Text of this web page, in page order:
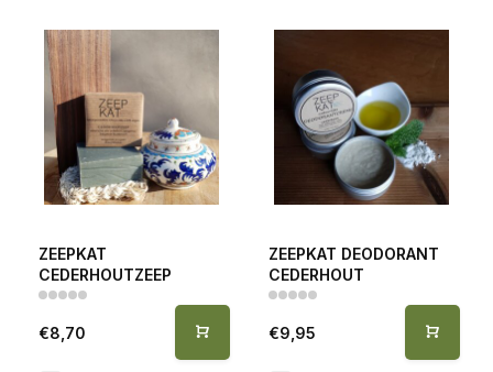
ZEEPKAT
CEDERHOUTZEEP
€8,70
ZEEPKAT DEODORANT
CEDERHOUT
€9,95